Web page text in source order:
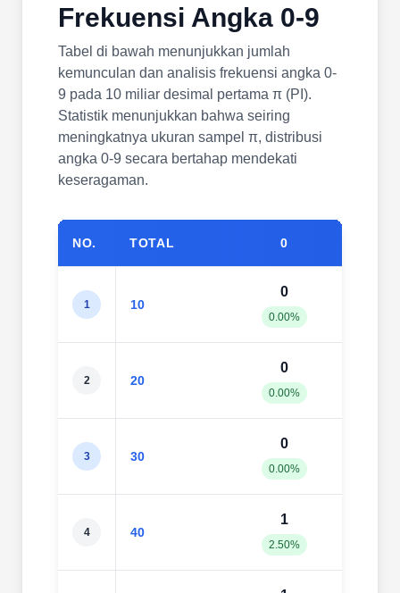
Frekuensi Angka 0-9
Tabel di bawah menunjukkan jumlah
kemunculan dan analisis frekuensi angka 0-
9 pada 10 miliar desimal pertama π (PI).
Statistik menunjukkan bahwa seiring
meningkatnya ukuran sampel π, distribusi
angka 0-9 secara bertahap mendekati
keseragaman.
NO. TOTAL 0
1 10
0
0.00%
2 20
0
0.00%
3 30
0
0.00%
4 40
1
2.50%